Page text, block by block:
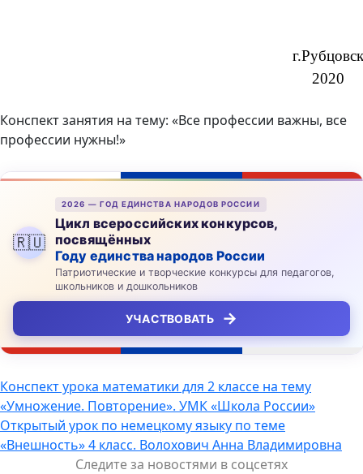
Конспект занятия на тему: «Все профессии важны, все
профессии нужны!»
🇷🇺
2026 — ГОД ЕДИНСТВА НАРОДОВ РОССИИ
Цикл всероссийских конкурсов,
посвящённых
Году единства народов России
Патриотические и творческие конкурсы для педагогов,
школьников и дошкольников
УЧАСТВОВАТЬ →
Навигация
по
записям
Конспект урока математики для 2 классе на тему
«Умножение. Повторение». УМК «Школа России»
Открытый урок по немецкому языку по теме
«Внешность» 4 класс. Волохович Анна Владимировна
Следите за новостями в соцсетях